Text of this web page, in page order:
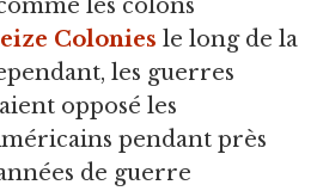
les colons
Colonies le long de la
les guerres
opposé les
pendant près
de guerre